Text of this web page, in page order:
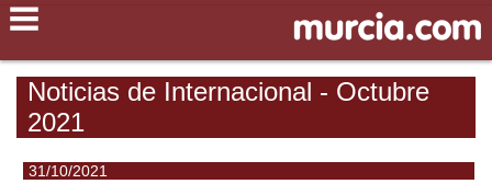
Noticias de Internacional - Octubre
2021
31/10/2021